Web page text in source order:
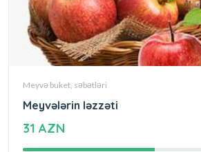
Meyvə buket, səbətləri
Meyvələrin ləzzəti
31 AZN